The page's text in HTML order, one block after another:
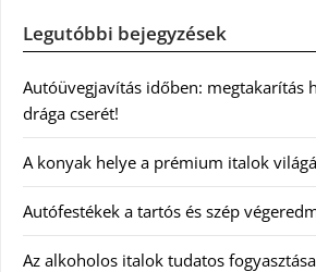
Legutóbbi bejegyzések
Autóüvegjavítás időben: megtakarítás
drága cserét!
A konyak helye a prémium italok
Autófestékek a tartós és szép
Az alkoholos italok tudatos fogyasztása